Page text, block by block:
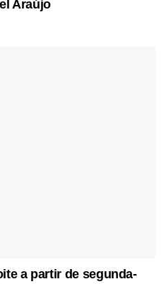
Araújo
a partir de segunda-